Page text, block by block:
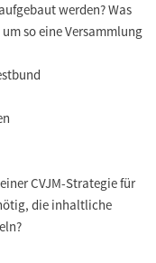
werden? Was
so eine Versammlung
CVJM-Strategie für
die inhaltliche